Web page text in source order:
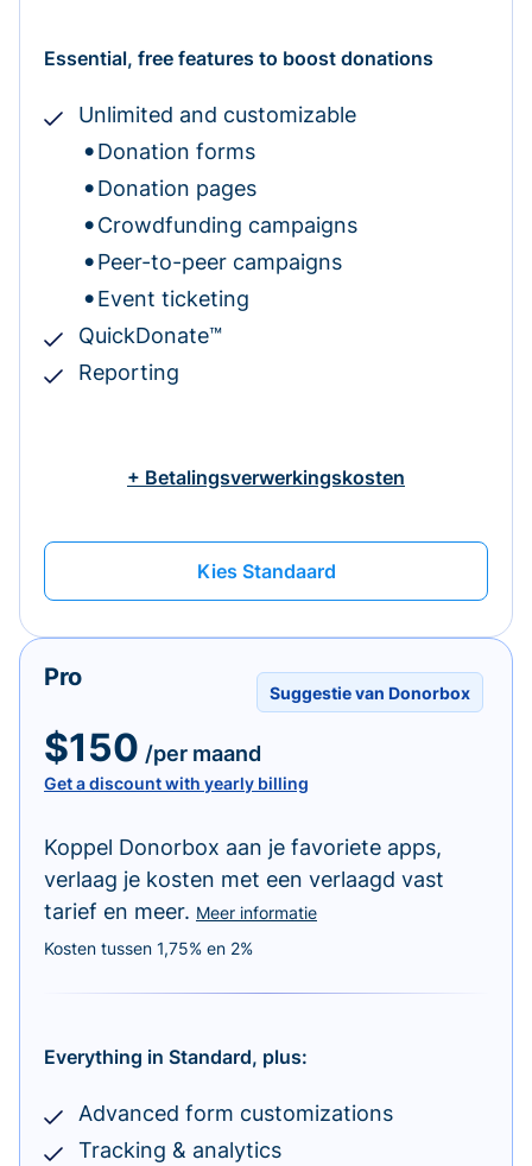
Essential, free features to boost donations
Unlimited and customizable
Donation forms
Donation pages
Crowdfunding campaigns
Peer-to-peer campaigns
Event ticketing
QuickDonate™
Reporting
+ Betalingsverwerkingskosten
Kies Standaard
Suggestie van Donorbox
Pro
$150 /per maand
Get a discount with yearly billing
Koppel Donorbox aan je favoriete apps,
verlaag je kosten met een verlaagd vast
tarief en meer. Meer informatie
Kosten tussen 1,75% en 2%
Everything in Standard, plus:
Advanced form customizations
Tracking & analytics